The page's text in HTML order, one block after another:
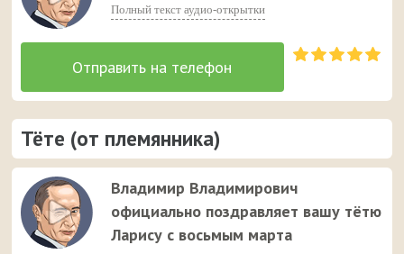
Полный текст аудио-открытки
Тёте (от племянника)
Владимир Владимирович
официально поздравляет вашу тётю
Ларису с восьмым марта